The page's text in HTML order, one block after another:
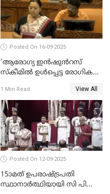
Posted On 16-09-2025
'ആരോഗ്യ ഇൻഷുൻറസ്
സ്കീമിൽ ഉൾപ്പെട്ട രോഗികൾ
വാങ്ങി നൽകേണ്ട സാഹചര്യം
ഇല്ല'; വീണ ജോർജ് WATCH
VIDEO
1 Min Read View All
Posted On 12-09-2025
15ാമത് ഉപരാഷ്ട്രപതി
സ്ഥാനാര്‍ത്ഥിയായി സി പി